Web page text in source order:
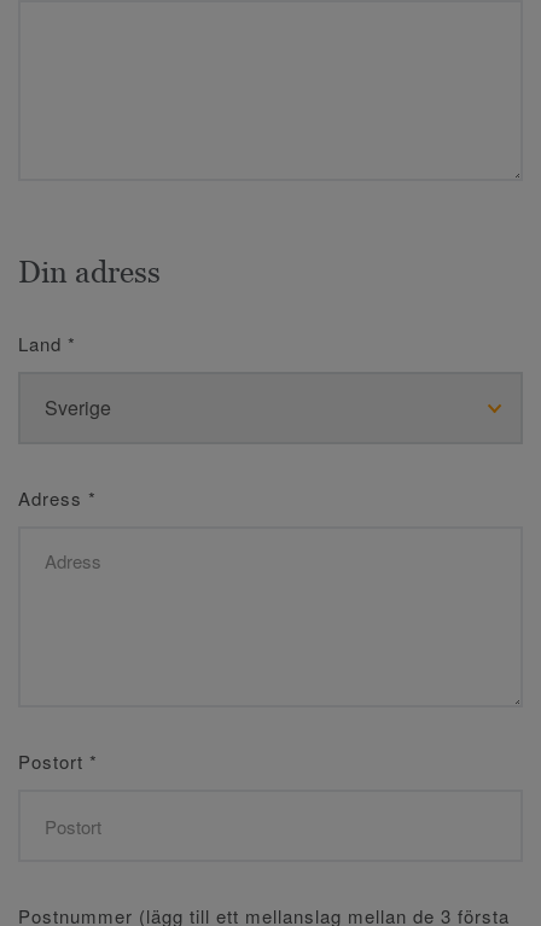
Din adress
Land *
Adress *
Postort *
Postnummer (lägg till ett mellanslag mellan de 3 första